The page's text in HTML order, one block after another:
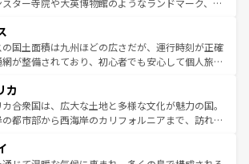
方に足を運ぶとそれぞれで全く異なる文化を体験で
きるだろう。 なお、新着のフランス情報はコンテンツ一覧
てほしい。
好きな人にはぜひ体験してほしい。 なお、新着の
情報はコンテンツ一覧を参照してほしい。
スター寺院や大英博物館のようなランドマーク、歴
とに異なる魅力がある。また、優雅なアフタヌーン
、ビール好きにはたまらない英国パブ、サッカー観
、本場だからこそできる体験も豊富。イギリスを旅
覧を参照してほしい。
の国土面積は九州ほどの広さだが、運行時刻が正確
網が整備されており、初心者でも安心して個人旅行
そのまま残る町や、スイスならではのユニークな
あり、アルプス観光だけでなく町歩きも満喫する
できる。国民の所得が高いため物価も高いが、旅行
通費無料で観光を楽しむこともできる。 なお、新
カ
合衆国は、広大な土地と多様な文化が魅力の国。
の都市部から西海岸のカリフォルニアまで、訪れる
巨大都市は、観光、ショッピング、エンターテイ